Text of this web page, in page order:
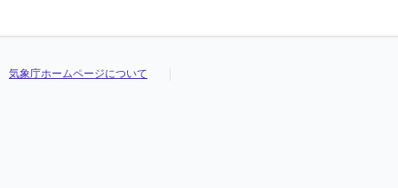
気象庁ホームページについて